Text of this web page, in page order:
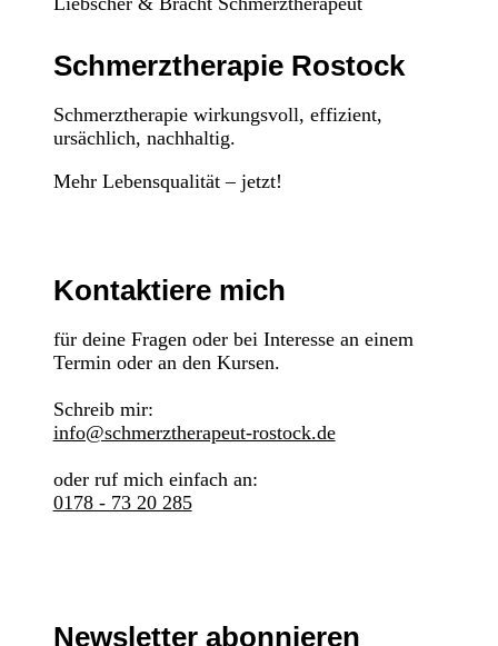
Schmerztherapie Rostock
Schmerztherapie wirkungsvoll, effizient,
ursächlich, nachhaltig.
Mehr Lebensqualität – jetzt!
Kontaktiere mich
für deine Fragen oder bei Interesse an einem
Termin oder an den Kursen.
Schreib mir:
info@schmerztherapeut-rostock.de
oder ruf mich einfach an:
0178 - 73 20 285
Newsletter abonnieren